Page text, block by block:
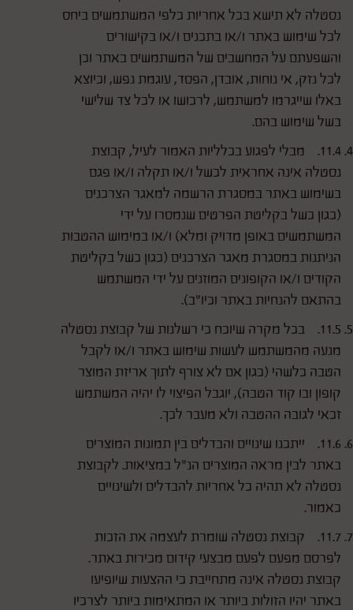
נסטלה לא תישא בכל אחריות כלפי המשתמשים ביחס
לכל שימוש באתר ו/או בתכנים ו/או בקישורים
והשפעתם על המחשבים של המשתמשים באתר וכן
לכל נזק, אי נוחות, אובדן, הפסד, עוגמת נפש, וכיוצא
באלו שייגרמו למשתמש, לרכושו או לכל צד שלישי
בשל שימוש בהם.
11.4. מבלי לפגוע בכלליות האמור לעיל, קבוצת
נסטלה אינה אחראית לכשל ו/או תקלה ו/או פגם
בשימוש באתר במסגרת הרשמה למאגר הצרכנים
(כגון כשל בקליטת הפרטים שנמסרו על ידי
המשתמשים באופן מדויק ומלא) ו/או במימוש ההטבות
הניתנות במסגרת מאגר הצרכנים (כגון כשל בקליטת
הקודים ו/או הקופונים המוזנים על ידי המשתמש
בהתאם להנחיות באתר וכיו"ב).
11.5. בכל מקרה שיוכח כי רשלנות של קבוצת נסטלה
מנעה מהמשתמש לעשות שימוש באתר ו/או לקבל
הטבה כלשהי (כגון אם לא צורף לתוך אריזת המוצר
קופון ובו קוד הטבה), יוגבל הפיצוי לו יהיה המשתמש
זכאי לגובה ההטבה ולא מעבר לכך.
11.6. ייתכנו שינויים והבדלים בין תמונות המוצרים
באתר לבין מראה המוצרים הנ"ל במציאות. לקבוצת
נסטלה לא תהיה כל אחריות להבדלים ולשינויים
כאמור.
11.7. קבוצת נסטלה שומרת לעצמה את הזכות
לפרסם מפעם לפעם מבצעי קידום מכירות באתר.
קבוצת נסטלה אינה מתחייבת כי ההצעות שיופיעו
באתר יהיו הזולות ביותר או המתאימות ביותר לצרכיו